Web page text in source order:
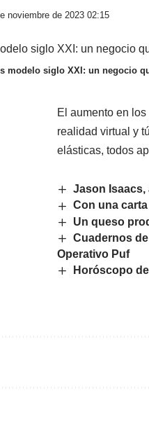
noviembre de 2023 02:15
modelo siglo XXI: un negocio
El aumento en
realidad virtual y
elásticas, todos
Jason
Con una
Un queso
Cuadernos
Operativo Puf
Horóscopo